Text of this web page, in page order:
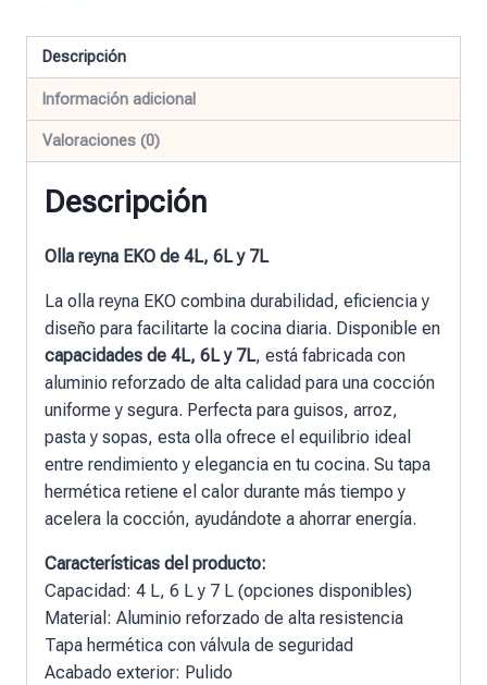
Descripción
Información adicional
Valoraciones (0)
Descripción
Olla reyna EKO de 4L, 6L y 7L
La olla reyna EKO combina durabilidad, eficiencia y
diseño para facilitarte la cocina diaria. Disponible en
capacidades de 4L, 6L y 7L, está fabricada con
aluminio reforzado de alta calidad para una cocción
uniforme y segura. Perfecta para guisos, arroz,
pasta y sopas, esta olla ofrece el equilibrio ideal
entre rendimiento y elegancia en tu cocina. Su tapa
hermética retiene el calor durante más tiempo y
acelera la cocción, ayudándote a ahorrar energía.
Características del producto:
Capacidad: 4 L, 6 L y 7 L (opciones disponibles)
Material: Aluminio reforzado de alta resistencia
Tapa hermética con válvula de seguridad
Acabado exterior: Pulido